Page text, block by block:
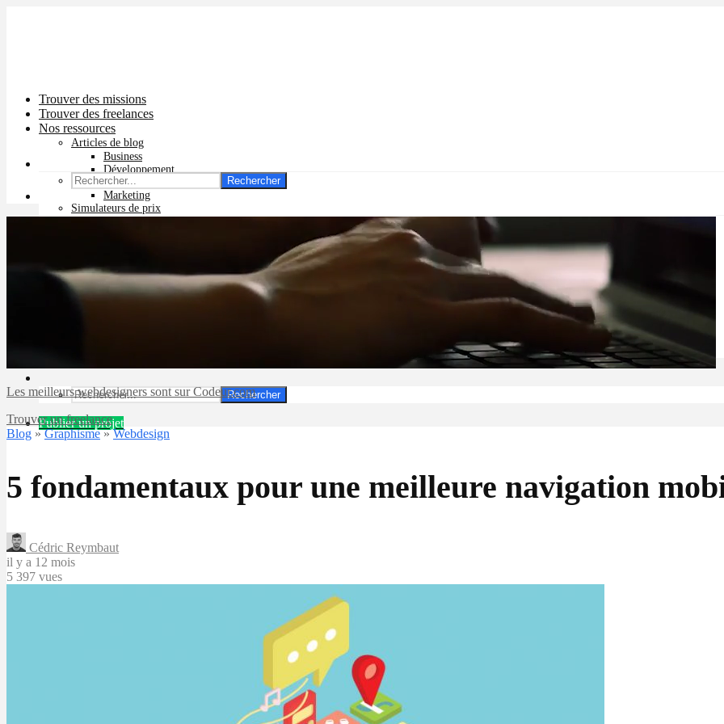
Trouver des missions
Trouver des freelances
Nos ressources
Articles de blog
Business
Développement
Graphisme
Marketing
Simulateurs de prix
Prix pub Instagram
Prix logiciel
Prix chatbot
Rechercher
Publier un projet
Rechercher
Les meilleurs webdesigners sont sur Codeur.com
Trouver un freelance
Blog »Graphisme»Webdesign
5 fondamentaux pour une meilleure navigation
Cédric Reymbaut
il y a 12 mois
5 397 vues